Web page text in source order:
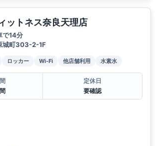
ットネス奈良天理店
で14分
城町303-2-1F
ロッカー Wi-Fi 他店舗利用 水素水
定休日
要確認